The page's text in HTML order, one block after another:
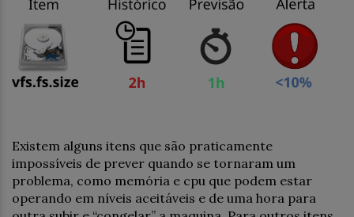
Existem alguns itens que são praticamente
impossíveis de prever quando se tornaram um
problema, como memória e cpu que podem estar
operando em níveis aceitáveis e de uma hora para